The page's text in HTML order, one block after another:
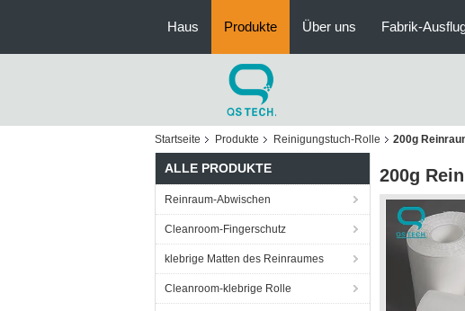
Haus Produkte Über uns Fabrik-
Startseite Produkte Reinigungstuch-Rolle 200g
ALLE PRODUKTE
Reinraum-Abwischen
Cleanroom-Fingerschutz
klebrige Matten des Reinraumes
Cleanroom-klebrige Rolle
200g